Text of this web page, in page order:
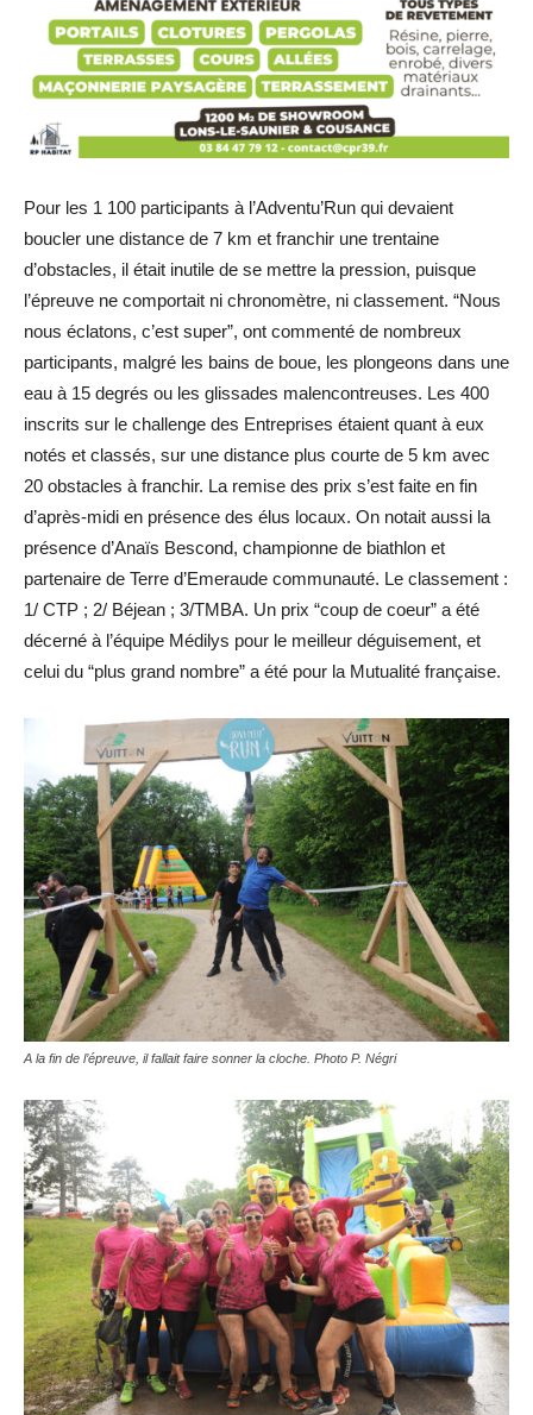
Pour les 1 100 participants à l’Adventu’Run qui devaient
boucler une distance de 7 km et franchir une trentaine
d’obstacles, il était inutile de se mettre la pression, puisque
l’épreuve ne comportait ni chronomètre, ni classement. “Nous
nous éclatons, c’est super”, ont commenté de nombreux
participants, malgré les bains de boue, les plongeons dans une
eau à 15 degrés ou les glissades malencontreuses. Les 400
inscrits sur le challenge des Entreprises étaient quant à eux
notés et classés, sur une distance plus courte de 5 km avec
20 obstacles à franchir. La remise des prix s’est faite en fin
d’après-midi en présence des élus locaux. On notait aussi la
présence d’Anaïs Bescond, championne de biathlon et
partenaire de Terre d’Emeraude communauté. Le classement :
1/ CTP ; 2/ Béjean ; 3/TMBA. Un prix “coup de coeur” a été
décerné à l’équipe Médilys pour le meilleur déguisement, et
celui du “plus grand nombre” a été pour la Mutualité française.
A la fin de l’épreuve, il fallait faire sonner la cloche. Photo P. Négri